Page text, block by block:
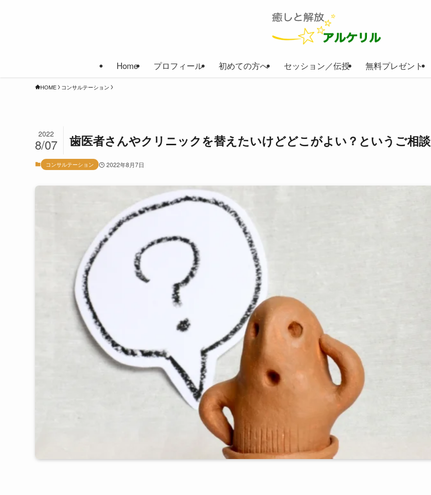
Home プロフィール 初めての方へ セッション／伝授 無料プレゼント
HOME コンサルテーション
歯医者さんやクリニックを替えたいけどどこがよい？というご相談
2022
8/07
コンサルテーション 2022年8月7日